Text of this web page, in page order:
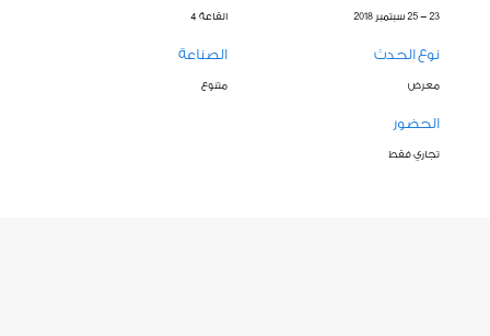
23 - 25 سبتمبر 2018 القاعة 4
نوع الحدث
معرض
الصناعة
متنوع
الحضور
تجاري فقط